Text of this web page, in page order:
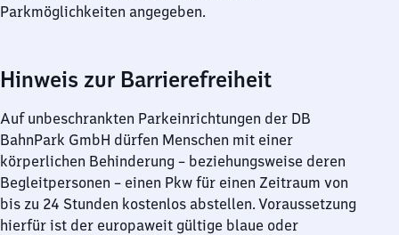
Parkmöglichkeiten angegeben.
Hinweis zur Barrierefreiheit
Auf unbeschrankten Parkeinrichtungen der DB
BahnPark GmbH dürfen Menschen mit einer
körperlichen Behinderung – beziehungsweise deren
Begleitpersonen – einen Pkw für einen Zeitraum von
bis zu 24 Stunden kostenlos abstellen. Voraussetzung
hierfür ist der europaweit gültige blaue oder